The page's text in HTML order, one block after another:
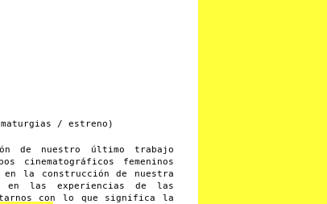
/ estreno)
de nuestro último trabajo
cinematográficos femeninos
la construcción de nuestra
en las experiencias de las
con lo que significa la